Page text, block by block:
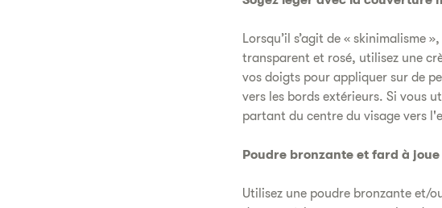
Lorsqu’il s’agit de « skinimalisme
transparent et rosé, utilisez une
vos doigts pour appliquer sur de
vers les bords extérieurs. Si vous
partant du centre du visage vers
Poudre bronzante et fard à joue
Utilisez une poudre bronzante et/